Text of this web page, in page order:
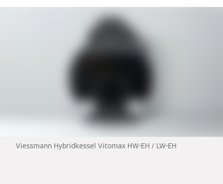
Viessmann Hybridkessel Vitomax HW-EH / LW-EH